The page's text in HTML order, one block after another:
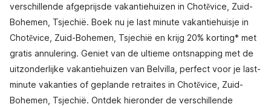
verschillende afgeprijsde vakantiehuizen in Chotěvice, Zuid-
Bohemen, Tsjechië. Boek nu je last minute vakantiehuisje in
Chotěvice, Zuid-Bohemen, Tsjechië en krijg 20% korting* met
gratis annulering. Geniet van de ultieme ontsnapping met de
uitzonderlijke vakantiehuizen van Belvilla, perfect voor je last-
minute vakanties of geplande retraites in Chotěvice, Zuid-
Bohemen, Tsjechië. Ontdek hieronder de verschillende